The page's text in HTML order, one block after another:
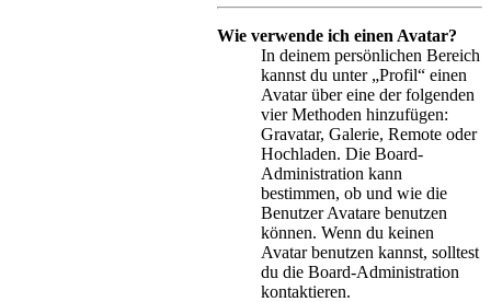
Wie verwende ich einen Avatar?
In deinem persönlichen Bereich
kannst du unter „Profil“ einen
Avatar über eine der folgenden
vier Methoden hinzufügen:
Gravatar, Galerie, Remote oder
Hochladen. Die Board-
Administration kann
bestimmen, ob und wie die
Benutzer Avatare benutzen
können. Wenn du keinen
Avatar benutzen kannst, solltest
du die Board-Administration
kontaktieren.